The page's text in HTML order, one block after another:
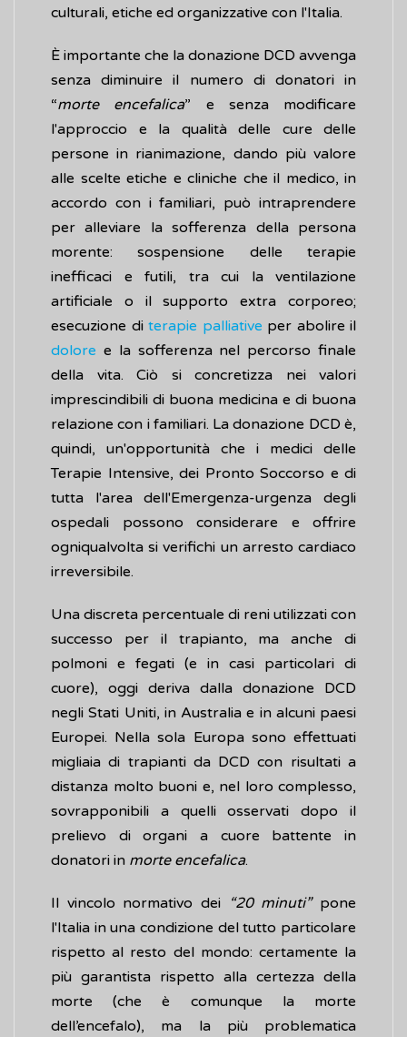
culturali, etiche ed organizzative con l'Italia.
È importante che la donazione DCD avvenga
senza diminuire il numero di donatori in
“morte encefalica” e senza modificare
l'approccio e la qualità delle cure delle
persone in rianimazione, dando più valore
alle scelte etiche e cliniche che il medico, in
accordo con i familiari, può intraprendere
per alleviare la sofferenza della persona
morente: sospensione delle terapie
inefficaci e futili, tra cui la ventilazione
artificiale o il supporto extra corporeo;
esecuzione di terapie palliative per abolire il
dolore e la sofferenza nel percorso finale
della vita. Ciò si concretizza nei valori
imprescindibili di buona medicina e di buona
relazione con i familiari. La donazione DCD è,
quindi, un'opportunità che i medici delle
Terapie Intensive, dei Pronto Soccorso e di
tutta l'area dell'Emergenza-urgenza degli
ospedali possono considerare e offrire
ogniqualvolta si verifichi un arresto cardiaco
irreversibile.
Una discreta percentuale di reni utilizzati con
successo per il trapianto, ma anche di
polmoni e fegati (e in casi particolari di
cuore), oggi deriva dalla donazione DCD
negli Stati Uniti, in Australia e in alcuni paesi
Europei. Nella sola Europa sono effettuati
migliaia di trapianti da DCD con risultati a
distanza molto buoni e, nel loro complesso,
sovrapponibili a quelli osservati dopo il
prelievo di organi a cuore battente in
donatori in morte encefalica.
Il vincolo normativo dei “20 minuti”pone
l'Italia in una condizione del tutto particolare
rispetto al resto del mondo: certamente la
più garantista rispetto alla certezza della
morte (che è comunque la morte
dell’encefalo), ma la più problematica